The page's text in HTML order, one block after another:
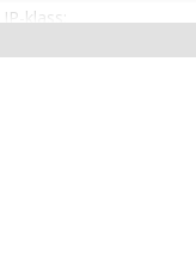
IP-klass